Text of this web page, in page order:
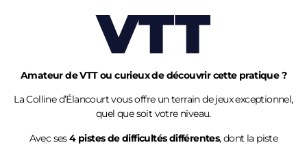
VTT
Amateur de VTT ou curieux de découvrir cette pratique ?
La Collined’Élancourtvous offre un terrain de jeux exceptionnel,
quel que soit votre niveau.
Avec ses4 pistes de difficultés différentes, dont la piste